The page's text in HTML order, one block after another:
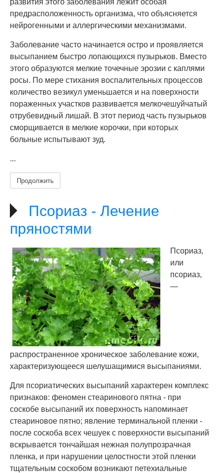
развития этого заболевания лежит особая
предрасположенность организма, что объясняется
нейрогенными и аллергическими механизмами.
Заболевание часто начинается остро и проявляется
высыпанием быстро лопающихся пузырьков. Вместо
этого образуются мелкие точечные эрозии с каплями
росы. По мере стихания воспалительных процессов
количество везикул уменьшается и на поверхности
пораженных участков развивается мелкочешуйчатый
отрубевидный лишай. В этот период часть пузырьков
сморщивается в мелкие корочки, при которых
больные испытывают зуд.
...
Продолжить
Псориаз - Лечение
пряностями
Псориаз,
или
псориаз,
—
распространенное хроническое заболевание кожи,
характеризующееся шелушащимися высыпаниями.
Для псориатических высыпаний характерен комплекс
признаков: феномен стеаринового пятна - при
соскобе высыпаний их поверхность напоминает
стеариновое пятно; явление терминальной пленки -
после соскоба всех чешуек с поверхности высыпаний
вскрывается тончайшая нежная полупрозрачная
пленка, и при нарушении целостности этой пленки
тщательным соскобом возникают петехиальные